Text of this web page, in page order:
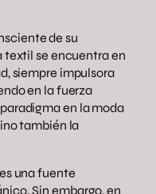
de su
se encuentra en
siempre impulsora
en la fuerza
en la moda
también la
una fuente
Sin embargo, en